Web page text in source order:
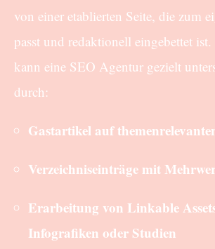
von einer etablierten Seite, die zum
passt und redaktionell eingebettet
kann eine SEO Agentur gezielt
durch:
Gastartikel auf
Verzeichniseinträge mit
Erarbeitung von Linkable
Infografiken oder Studien